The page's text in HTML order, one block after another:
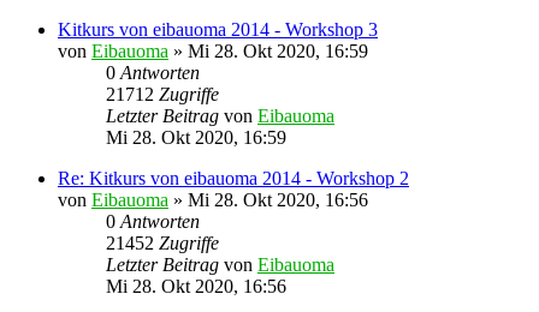
Kitkurs von eibauoma 2014 - Workshop 3
von Eibauoma » Mi 28. Okt 2020, 16:59
0 Antworten
21712 Zugriffe
Letzter Beitrag von Eibauoma
Mi 28. Okt 2020, 16:59
Re: Kitkurs von eibauoma 2014 - Workshop 2
von Eibauoma » Mi 28. Okt 2020, 16:56
0 Antworten
21452 Zugriffe
Letzter Beitrag von Eibauoma
Mi 28. Okt 2020, 16:56